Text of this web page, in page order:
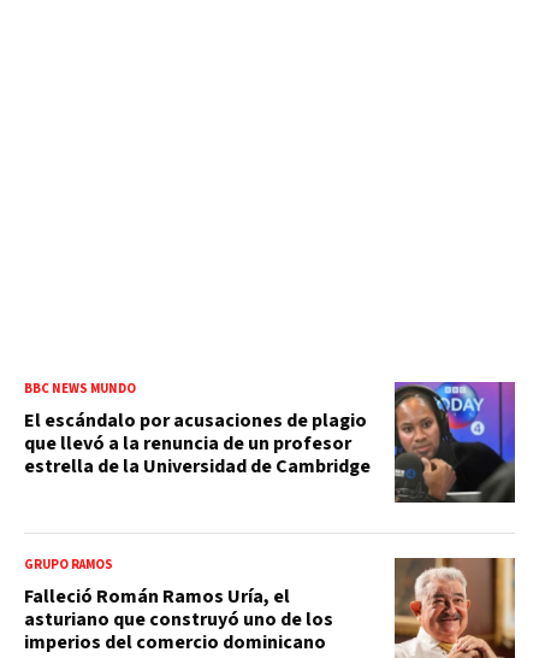
BBC NEWS MUNDO
El escándalo por acusaciones de plagio
que llevó a la renuncia de un profesor
estrella de la Universidad de Cambridge
GRUPO RAMOS
Falleció Román Ramos Uría, el
asturiano que construyó uno de los
imperios del comercio dominicano